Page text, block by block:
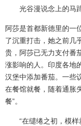
光谷漫说念上的马
阿莎是首都新德里的一
了沉重打击，她之前几
贵，阿莎已无力支付番
涨影响的人。印度各地
汉堡中添加番茄。一些
在餐馆就餐，随着通胀
餐”。
“在缱绻之初，模